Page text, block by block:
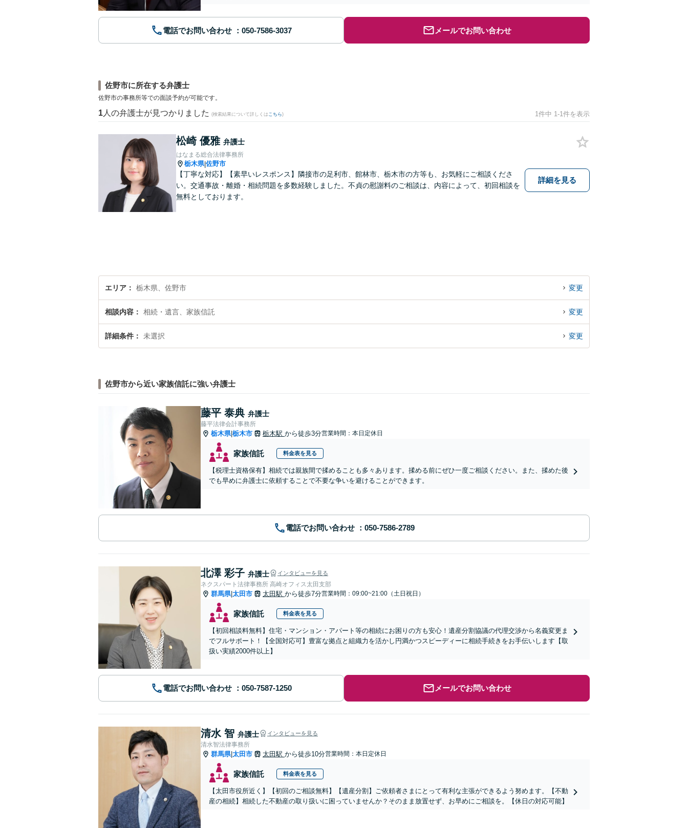
電話でお問い合わせ メールでお問い合わせ
佐野市に所在する弁護士
佐野市の事務所等での面談予約が可能です。
1 人の弁護士が見つかりました (検索結果について詳しくは こちら) 1件中 1-1件を表示
松崎 優雅 弁護士
はなまる総合法律事務所
栃木県|佐野市
【丁寧な対応】【素早いレスポンス】隣接市の足利市、館林市、栃木市の方等も、お気軽にご相談くださ
い。交通事故・離婚・相続問題を多数経験しました。不貞の慰謝料のご相談は、内容によって、初回相談を
無料としております。
詳細を見る
エリア 栃木県、佐野市 変更
相談内容 相続・遺言、家族信託 変更
詳細条件 未選択 変更
佐野市から近い家族信託に強い弁護士
藤平 泰典 弁護士
藤平法律会計事務所
栃木県|栃木市 栃木駅 から徒歩3分営業時間：本日定休日
家族信託 料金表を見る
【税理士資格保有】相続では親族間で揉めることも多々あります。揉める前にぜひ一度ご相談ください。また、揉めた後
でも早めに弁護士に依頼することで不要な争いを避けることができます。
電話でお問い合わせ
北澤 彩子 弁護士 インタビューを見る
ネクスパート法律事務所 高崎オフィス太田支部
群馬県|太田市 太田駅 から徒歩7分営業時間：09:00~21:00（土日祝日）
家族信託 料金表を見る
【初回相談料無料】住宅・マンション・アパート等の相続にお困りの方も安心！遺産分割協議の代理交渉から名義変更ま
でフルサポート！【全国対応可】豊富な拠点と組織力を活かし円満かつスピーディーに相続手続きをお手伝いします【取
扱い実績2000件以上】
電話でお問い合わせ メールでお問い合わせ
清水 智 弁護士 インタビューを見る
清水智法律事務所
群馬県|太田市 太田駅 から徒歩10分営業時間：本日定休日
家族信託 料金表を見る
【太田市役所近く】【初回のご相談無料】【遺産分割】ご依頼者さまにとって有利な主張ができるよう努めます。【不動
産の相続】相続した不動産の取り扱いに困っていませんか？そのまま放置せず、お早めにご相談を。【休日の対応可能】